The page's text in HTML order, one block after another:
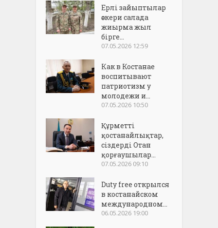
Ерлі зайыптылар
әскери салада
жиырма жыл
бірге...
07.05.2026 12:59
Как в Костанае
воспитывают
патриотизм у
молодежи и...
07.05.2026 10:50
Құрметті
қостанайлықтар,
сіздерді Отан
қорғаушылар...
07.05.2026 09:10
Duty free открылся
в костанайском
международном...
06.05.2026 19:00